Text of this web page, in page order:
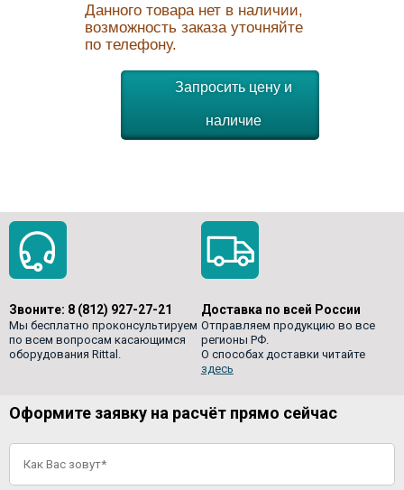
Данного товара нет в наличии,
возможность заказа уточняйте
по телефону.
Запросить цену и
наличие
Звоните: 8 (812) 927-27-21
Мы бесплатно проконсультируем
по всем вопросам касающимся
оборудования Rittal.
Доставка по всей России
Отправляем продукцию во все
регионы РФ.
О способах доставки читайте
здесь
Оформите заявку на расчёт прямо сейчас